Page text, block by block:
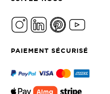
PAIEMENT SÉCURISÉ